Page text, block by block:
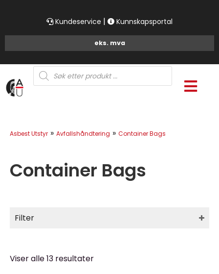
Kundeservice | Kunnskapsportal
Products
search
Asbest Utstyr » Avfallshåndtering » Container Bags
Container Bags
Filter
Viser alle 13 resultater